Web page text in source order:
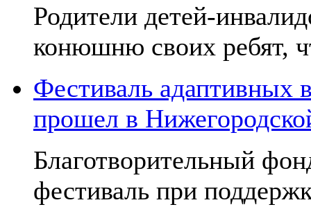
Родители детей-
конюшню своих ребят,
Фестиваль адаптивных
прошел в
Благотворительный
фестиваль при